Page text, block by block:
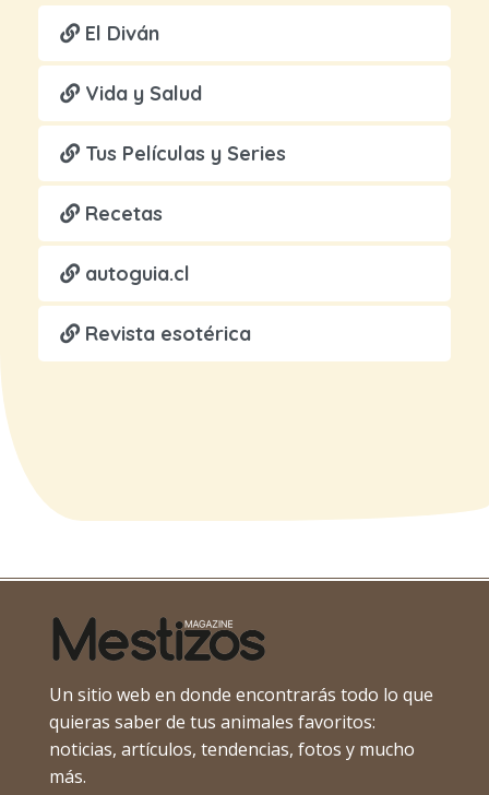
El Diván
Vida y Salud
Tus Películas y Series
Recetas
autoguia.cl
Revista esotérica
Un sitio web en donde encontrarás todo lo que
quieras saber de tus animales favoritos:
noticias, artículos, tendencias, fotos y mucho
más.